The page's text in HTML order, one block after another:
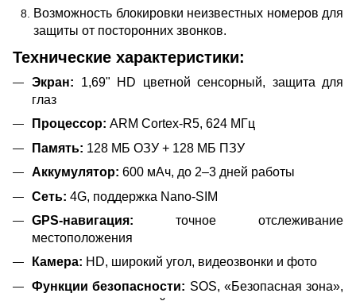
Возможность блокировки неизвестных номеров для
защиты от посторонних звонков.
Технические характеристики:
Экран: 1,69" HD цветной сенсорный, защита для
глаз
Процессор: ARM Cortex-R5, 624 МГц
Память: 128 МБ ОЗУ + 128 МБ ПЗУ
Аккумулятор: 600 мАч, до 2–3 дней работы
Сеть: 4G, поддержка Nano-SIM
GPS-навигация: точное отслеживание
местоположения
Камера: HD, широкий угол, видеозвонки и фото
Функции безопасности: SOS, «Безопасная зона»,